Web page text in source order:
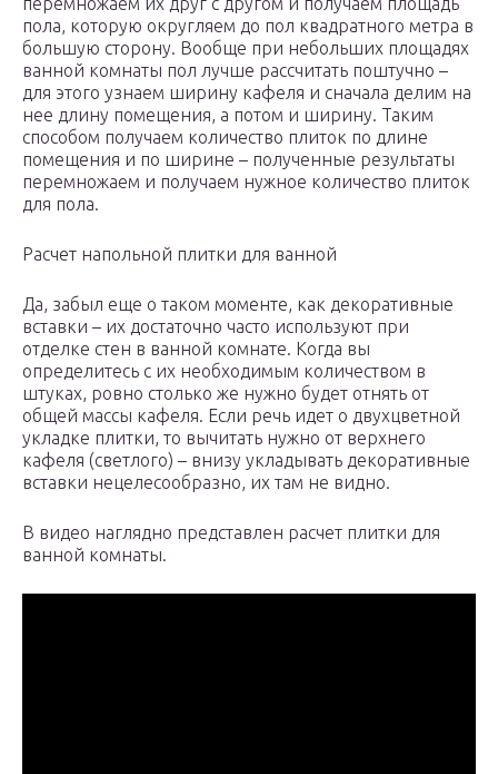
пола, которую округляем до пол квадратного метра в
большую сторону. Вообще при небольших площадях
ванной комнаты пол лучше рассчитать поштучно –
для этого узнаем ширину кафеля и сначала делим на
нее длину помещения, а потом и ширину. Таким
способом получаем количество плиток по длине
помещения и по ширине – полученные результаты
перемножаем и получаем нужное количество плиток
для пола.
Расчет напольной плитки для ванной
Да, забыл еще о таком моменте, как декоративные
вставки – их достаточно часто используют при
отделке стен в ванной комнате. Когда вы
определитесь с их необходимым количеством в
штуках, ровно столько же нужно будет отнять от
общей массы кафеля. Если речь идет о двухцветной
укладке плитки, то вычитать нужно от верхнего
кафеля (светлого) – внизу укладывать декоративные
вставки нецелесообразно, их там не видно.
В видео наглядно представлен расчет плитки для
ванной комнаты.